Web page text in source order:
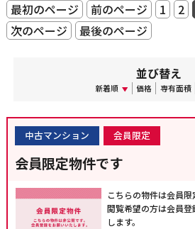
最初のページ
前のページ 1 2
次のページ
最後のページ
並び替え
新着順 価格 専有面積
中古マンション 会員限定
会員限定物件です
こちらの物件は会員限
閲覧希望の方は会員
します。